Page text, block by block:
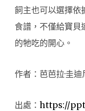
飼主也可以選擇依
食譜，不僅給寶貝
的牠吃的開心。
作者：芭芭拉·圭迪
出處： https://